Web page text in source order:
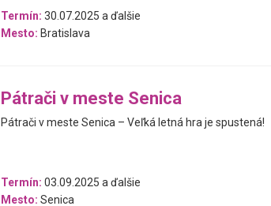
Termín: 30.07.2025 a ďalšie
Mesto: Bratislava
Pátrači v meste Senica
Pátrači v meste Senica – Veľká letná hra je spustená!
Termín: 03.09.2025 a ďalšie
Mesto: Senica